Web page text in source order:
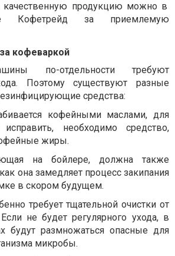
качественную продукцию можно в
Кофетрейд за приемлемую
кофеваркой
по-отдельности требуют
Поэтому существуют разные
средства:
кофейными маслами, для
необходимо средство,
жиры.
на бойлере, должна также
она замедляет процесс закипания
в скором будущем.
требует тщательной очистки от
не будет регулярного ухода, в
будут размножаться опасные для
микробы.